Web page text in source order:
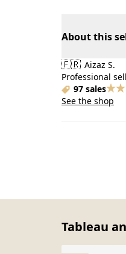
About this
🇫🇷 Aizaz S.
Professional
97 sales
See the shop
Tableau